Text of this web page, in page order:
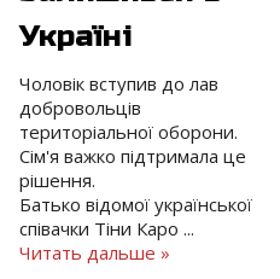
Україні
Чоловік вступив до лав
добровольців
територіальної оборони.
Сім'я важко підтримала це
рішення.
Батько відомої української
співачки Тіни Каро...
Читать дальше »